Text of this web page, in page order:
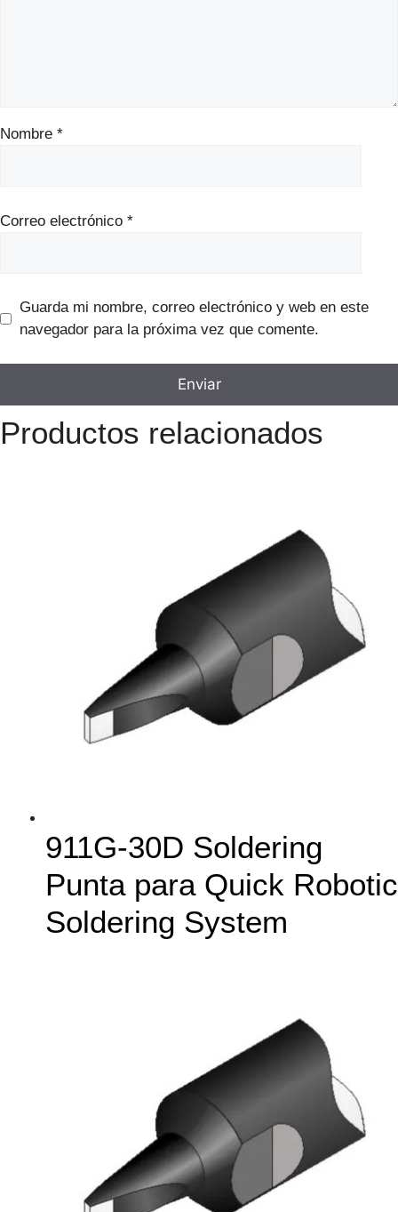
Nombre *
Correo electrónico *
Guarda mi nombre, correo electrónico y web en este
navegador para la próxima vez que comente.
Productos relacionados
911G-30D Soldering
Punta para Quick Robotic
Soldering System